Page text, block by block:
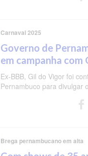
Carnaval 2025
Governo de
em campanha com
Ex-BBB, Gil do Vigor foi
Pernambuco para divulgar
Brega pernambucano em alta